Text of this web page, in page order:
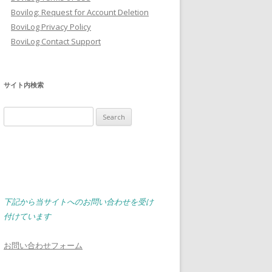
Bovilog: Request for Account Deletion
BoviLog Privacy Policy
BoviLog Contact Support
サイト内検索
for:
下記から当サイトへのお問い合わせを受け
付けています
お問い合わせフォーム